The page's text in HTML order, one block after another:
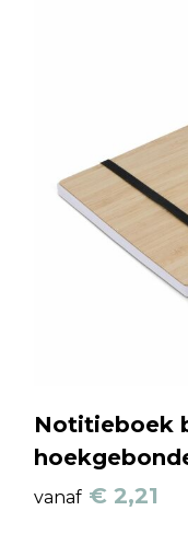
Notitieboek
vanaf € 2,21